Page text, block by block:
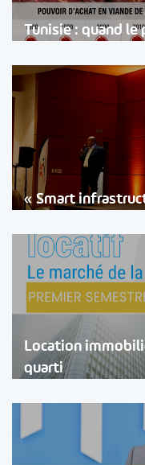
Tunisie : quand le
« Smart
Location
quarti